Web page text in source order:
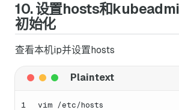
10. 设置hosts和
初始化
查看本机ip并设置hosts
1
vim /etc/hosts